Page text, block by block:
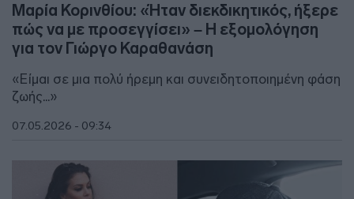
Μαρία Κορινθίου: «Ήταν διεκδικητικός, ήξερε
πώς να με προσεγγίσει» – Η εξομολόγηση
για τον Γιώργο Καραθανάση
«Είμαι σε μια πολύ ήρεμη και συνειδητοποιημένη φάση
ζωής...»
07.05.2026 - 09:34